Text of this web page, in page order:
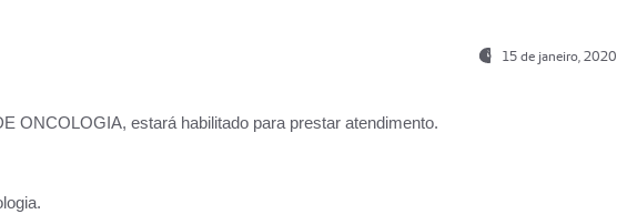
15 de janeiro, 2020
ONCOLOGIA, estará habilitado para prestar atendimento.